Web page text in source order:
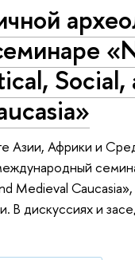
Social,
Азии, Африки и
Medieval
В дискуссиях и